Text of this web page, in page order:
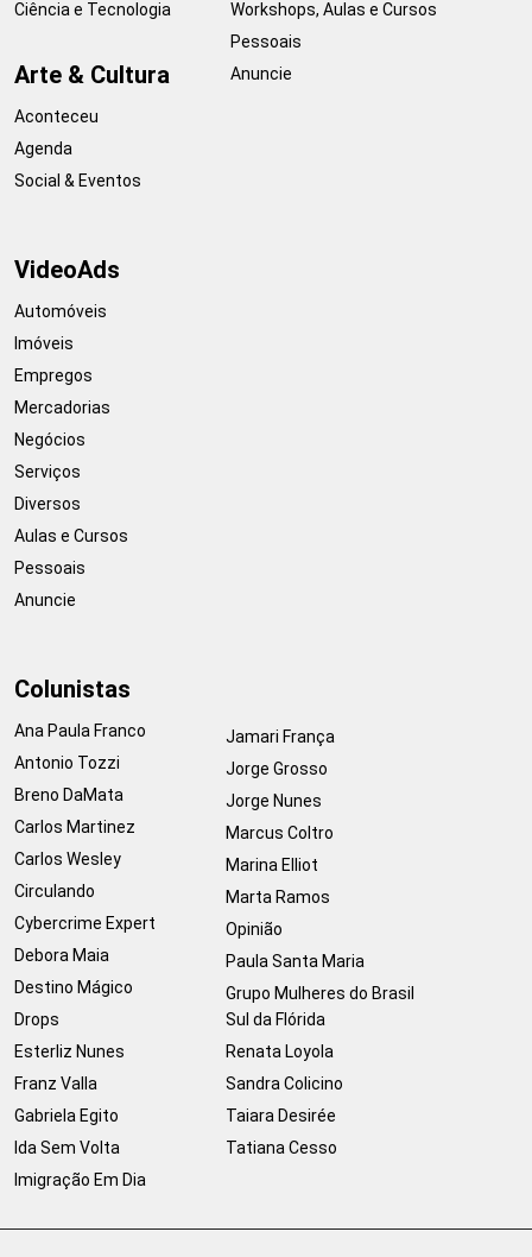
Ciência e Tecnologia
Arte & Cultura
Aconteceu
Agenda
Social & Eventos
Workshops, Aulas e Cursos
Pessoais
Anuncie
VideoAds
Automóveis
Imóveis
Empregos
Mercadorias
Negócios
Serviços
Diversos
Aulas e Cursos
Pessoais
Anuncie
Colunistas
Ana Paula Franco
Antonio Tozzi
Breno DaMata
Carlos Martinez
Carlos Wesley
Circulando
Cybercrime Expert
Debora Maia
Destino Mágico
Drops
Esterliz Nunes
Franz Valla
Gabriela Egito
Ida Sem Volta
Imigração Em Dia
Jamari França
Jorge Grosso
Jorge Nunes
Marcus Coltro
Marina Elliot
Marta Ramos
Opinião
Paula Santa Maria
Grupo Mulheres do Brasil
Sul da Flórida
Renata Loyola
Sandra Colicino
Taiara Desirée
Tatiana Cesso